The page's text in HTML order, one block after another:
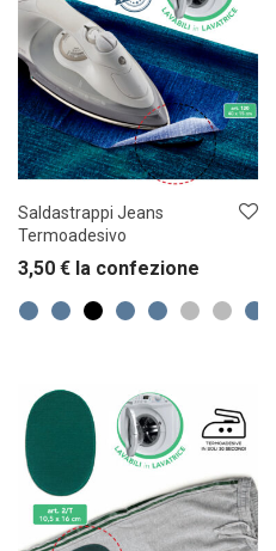
Saldastrappi Jeans
Termoadesivo
3,50 € la confezione